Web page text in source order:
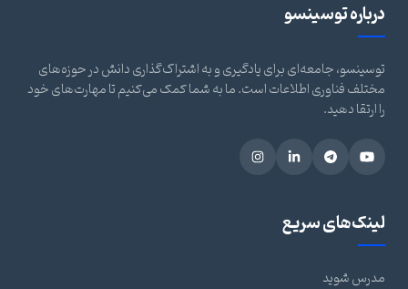
درباره توسینسو
توسینسو، جامعه‌ای برای یادگیری و به اشتراک‌گذاری دانش در حوزه‌های
مختلف فناوری اطلاعات است. ما به شما کمک می‌کنیم تا مهارت‌های خود
را ارتقا دهید.
لینک‌های سریع
مدرس شوید